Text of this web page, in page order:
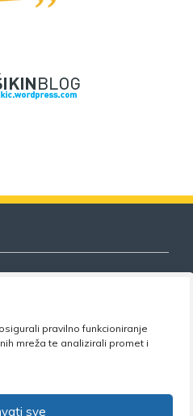
pravilno funkcioniranje
mreža te analizirali promet i
sve
i visokog
•Email: uprava@nsz.hr